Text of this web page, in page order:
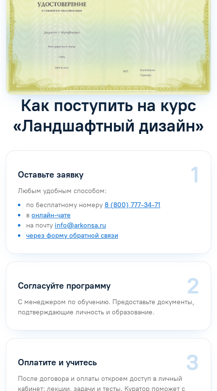
Как поступить на курс
«Ландшафтный дизайн»
Оставьте заявку
Любым удобным способом:
по бесплатному номеру 8 (800) 777-34-71
в онлайн-чате
на почту info@arkonsa.ru
через форму обратной связи
Согласуйте программу
С менеджером по обучению. Предоставьте документы,
подтверждающие личность и образование.
Оплатите и учитесь
После договора и оплаты откроем доступ в личный
кабинет: лекции, задачи и тесты. Куратор поможет с